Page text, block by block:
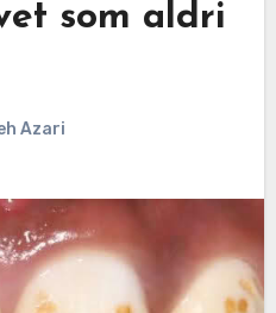
som aldri
Azari